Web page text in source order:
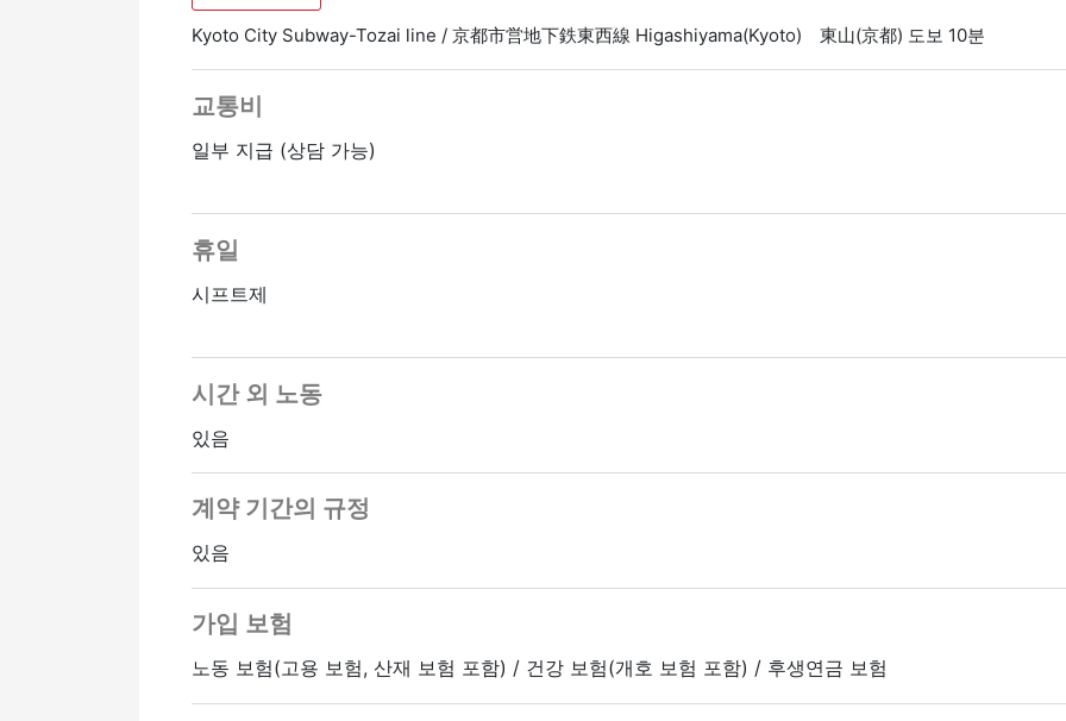
Kyoto City Subway-Tozai line / 京都市営地下鉄東西線 Higashiyama(Kyoto) 東山(京都) 도보 10분
교통비
일부 지급 (상담 가능)
휴일
시프트제
시간 외 노동
있음
계약 기간의 규정
있음
가입 보험
노동 보험(고용 보험, 산재 보험 포함) / 건강 보험(개호 보험 포함) / 후생연금 보험